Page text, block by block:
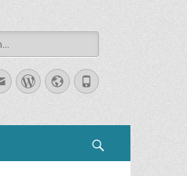
EmailWordPress
WebsitePhone